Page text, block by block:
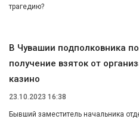
трагедию?
В Чувашии подполковника
получение взяток от
казино
23.10.2023 16:38
Бывший заместитель начальника